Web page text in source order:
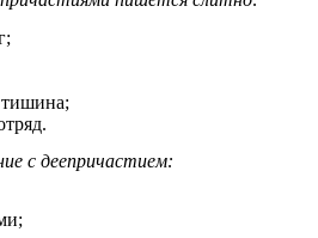
с деепричастием: